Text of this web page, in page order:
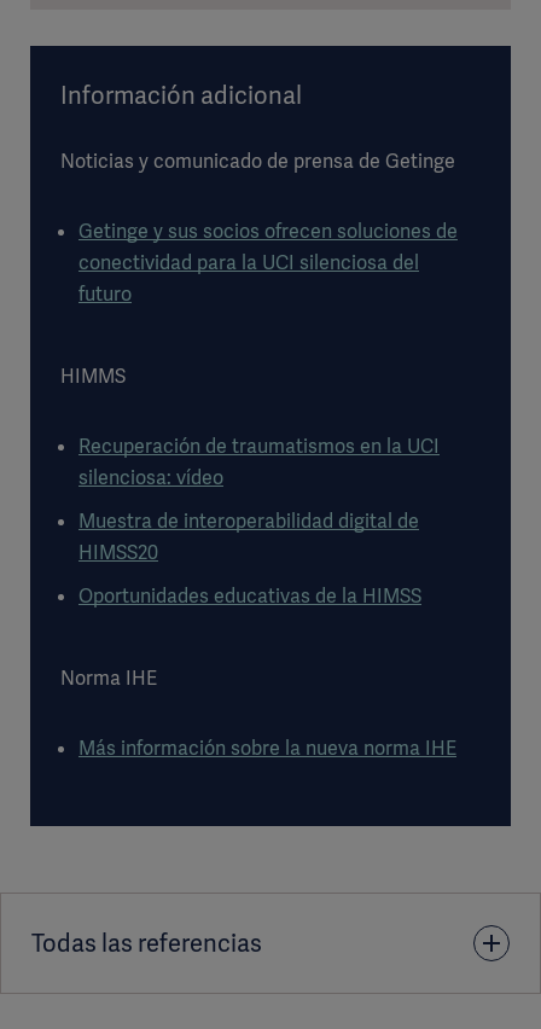
Información adicional
Noticias y comunicado de prensa de Getinge
Getinge y sus socios ofrecen soluciones de
conectividad para la UCI silenciosa del
futuro
HIMMS
Recuperación de traumatismos en la UCI
silenciosa: vídeo
Muestra de interoperabilidad digital de
HIMSS20
Oportunidades educativas de la HIMSS
Norma IHE
Más información sobre la nueva norma IHE
Todas las referencias